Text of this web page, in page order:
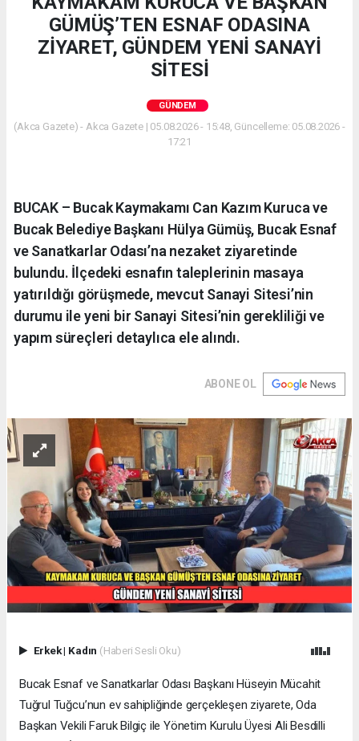
GÜMÜŞ’TEN ESNAF ODASINA
ZİYARET, GÜNDEM YENİ SANAYİ
SİTESİ
GÜNDEM
(Akca Gazete) - Akca Gazete | 05.08.2026 - 15:48, Güncelleme: 05.08.2026 -
17:21
BUCAK – Bucak Kaymakamı Can Kazım Kuruca ve
Bucak Belediye Başkanı Hülya Gümüş, Bucak Esnaf
ve Sanatkarlar Odası’na nezaket ziyaretinde
bulundu. İlçedeki esnafın taleplerinin masaya
yatırıldığı görüşmede, mevcut Sanayi Sitesi’nin
durumu ile yeni bir Sanayi Sitesi’nin gerekliliği ve
yapım süreçleri detaylıca ele alındı.
ABONE OL
Erkek| Kadın (Haberi Sesli Oku)
Bucak Esnaf ve Sanatkarlar Odası Başkanı Hüseyin Mücahit
Tuğrul Tuğcu’nun ev sahipliğinde gerçekleşen ziyarete, Oda
Başkan Vekili Faruk Bilgiç ile Yönetim Kurulu Üyesi Ali Besdilli